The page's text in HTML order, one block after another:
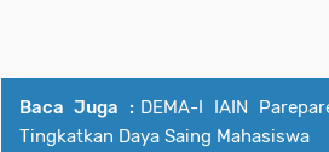
Baca Juga : DEMA-I IAIN
Tingkatkan Daya Saing Mahasiswa